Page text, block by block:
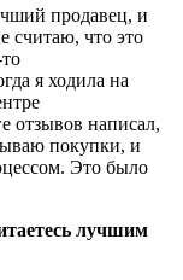
продавец, и
считаю, что это
я ходила на
отзывов написал,
покупки, и
Это было
лучшим